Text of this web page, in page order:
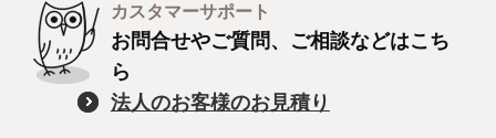
カスタマーサポート
お問合せやご質問、ご相談などはこち
ら
法人のお客様のお見積り